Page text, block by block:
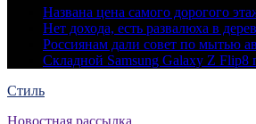
Названа цена самого дорогого
Нет дохода, есть развалюха в
Россиянам дали совет по мытью
Складной Samsung Galaxy Z
Стиль
Новостная рассылка